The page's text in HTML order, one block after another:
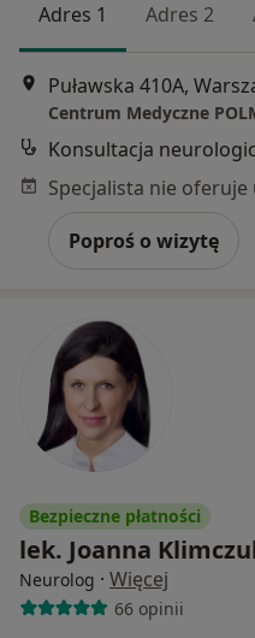
Adres 1 Adres 2
Puławska 410A,
Centrum Medyczne
Konsultacja
Poproś o wizytę
Bezpieczne płatności
lek. Joanna
Neurolog · Więcej
66 opinii